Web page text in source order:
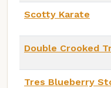
Scotty Karate
Double Crooked
Tres Blueberry